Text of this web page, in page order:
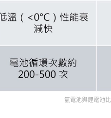
氫電池與鋰電池